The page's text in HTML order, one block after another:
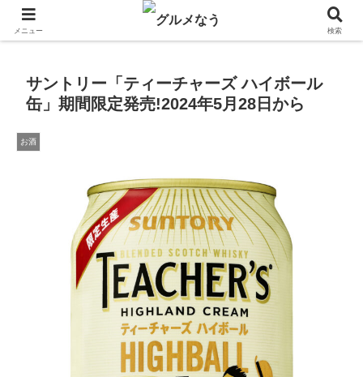
飲食店キャンペーン・食品飲料お菓子新発売のグルメニュース。
サントリー「ティーチャーズ ハイボール
缶」期間限定発売!2024年5月28日から
お酒
メニュー 検索